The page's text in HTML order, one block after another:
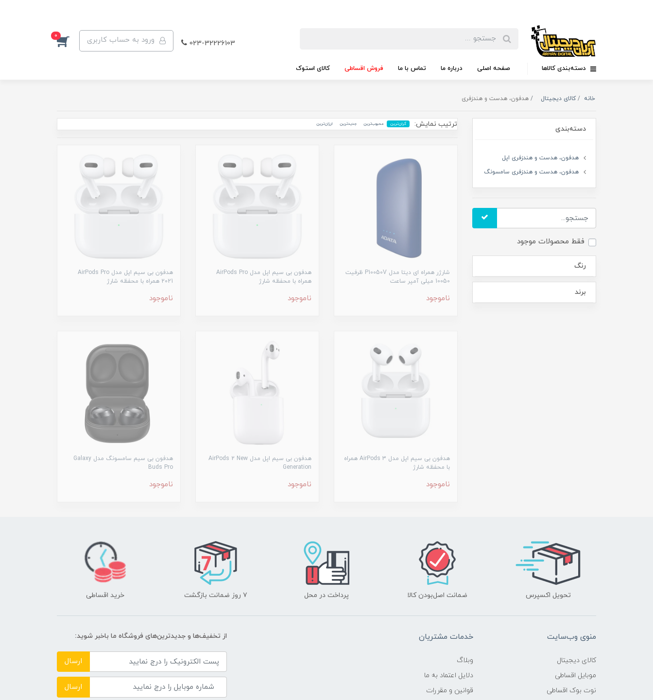
023-32226103 ورود به حساب کاربری 0
دسته‌بندی کالاها صفحه اصلی درباره ما تماس با ما فروش اقساطی کالای استوک
خانه کالای دیجیتال هدفون، هدست و هندزفری
دسته‌بندی
هدفون، هدست و هندزفری اپل
هدفون، هدست و هندزفری سامسونگ
فقط محصولات موجود
رنگ
برند
ترتیب نمایش: گران‌ترین محبوب‌ترین جدید‌ترین ارزان‌ترین
شارژر همراه ای دیتا مدل P10050V ظرفیت
10050 میلی آمپر ساعت
ناموجود
هدفون بی‌ سیم اپل مدل AirPods Pro
همراه با محفظه شارژ
ناموجود
هدفون بی سیم اپل مدل AirPods Pro
2021 همراه با محفظه شارژ
ناموجود
هدفون بی سیم اپل مدل AirPods 3 همراه
با محفظه شارژ
ناموجود
هدفون بی‌ سیم اپل مدل AirPods 2 New
Generation
ناموجود
هدفون بی سیم سامسونگ مدل Galaxy
Buds Pro
ناموجود
تحویل اکسپرس ضمانت اصل‌بودن کالا پرداخت در محل ۷ روز ضمانت بازگشت خرید اقساطی
منوی وب‌سایت
کالای دیجیتال
موبایل اقساطی
نوت بوک اقساطی
خدمات مشتریان
وبلاگ
دلایل اعتماد به ما
قوانین و مقررات
از تخفیف‌ها و جدیدترین‌های فروشگاه ما باخبر شوید:
ارسال
ارسال